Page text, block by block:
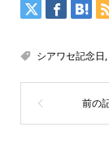
シアワセ記念日,